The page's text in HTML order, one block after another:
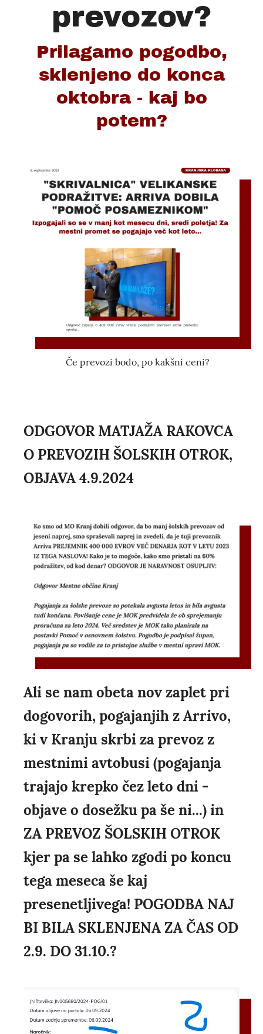
prevozov?
Prilagamo pogodbo,
sklenjeno do konca
oktobra - kaj bo
potem?
Če prevozi bodo, po kakšni ceni?
ODGOVOR MATJAŽA RAKOVCA
O PREVOZIH ŠOLSKIH OTROK,
OBJAVA 4.9.2024
Ali se nam obeta nov zaplet pri
dogovorih, pogajanjih z Arrivo,
ki v Kranju skrbi za prevoz z
mestnimi avtobusi (pogajanja
trajajo krepko čez leto dni -
objave o dosežku pa še ni...) in
ZA PREVOZ ŠOLSKIH OTROK
kjer pa se lahko zgodi po koncu
tega meseca še kaj
presenetljivega! POGODBA NAJ
BI BILA SKLENJENA ZA ČAS OD
2.9. DO 31.10.?